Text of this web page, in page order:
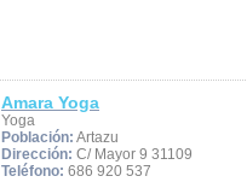
Amara Yoga
Yoga
Población: Artazu
Dirección: C/ Mayor 9 31109
Teléfono: 686 920 537